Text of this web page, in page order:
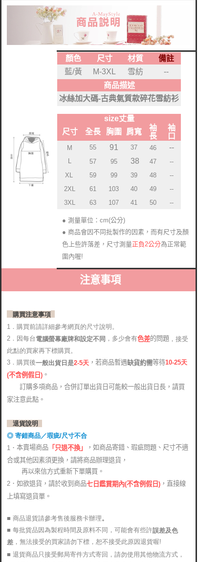
顏色 尺寸 材質
備註
藍/黃
M-3XL 雪紡
--
商品描述
冰絲加大碼-古典氣質款碎花雪紡衫
size丈量
尺寸
全長 胸圍 肩寬
袖
長
袖
口
M 55 91 37 46 --
57 95 38 47
--
XL
59 99 39 48
--
2XL
61 103 40 49
--
3XL
63 107 41 50 --
● 測量單位：cm(公分)
● 商品會因不同批製作的因素，而有尺寸及顏
色上些許落差 ， 尺寸測量正負2公分為正常範
圍內喔!
注意事項
購買注意事項
1．購買前請詳細參考網頁的尺寸說明。
2．因每台電腦螢幕廠牌和設定不同 ，多少會有色差的問題 ，接受
此點的買家再下標購買。
3．購買後一般出貨日是2-5天 ，若商品暫遇缺貨約需等待10-25天
(不含例假日) 。
訂購多項商品，合併訂單出貨日可能較一般出貨日長，請買
家注意此點。
退貨說明
◎ 寄錯商品／瑕疵/尺寸不合
1． 本賣場商品 「只退不換」
，如商品寄錯、瑕疵問題、尺寸不適
合或其他因素須更換，請將商品辦理退貨，
再以來信方式重新下單購買。
2．如欲退貨，請於收到商品七日鑑賞期內(不含例假日) ，直接線
上填寫退貨單。
■ 商品退貨請參考售後服務卡辦理。
■ 每批貨品因為製程時間及原料不同，可能會有些許誤差及色
差 ，無法接受的買家請勿下標，恕不接受此原因退貨喔!
■ 退貨商品只接受郵局寄件方式寄回，請勿使用其他物流方式，